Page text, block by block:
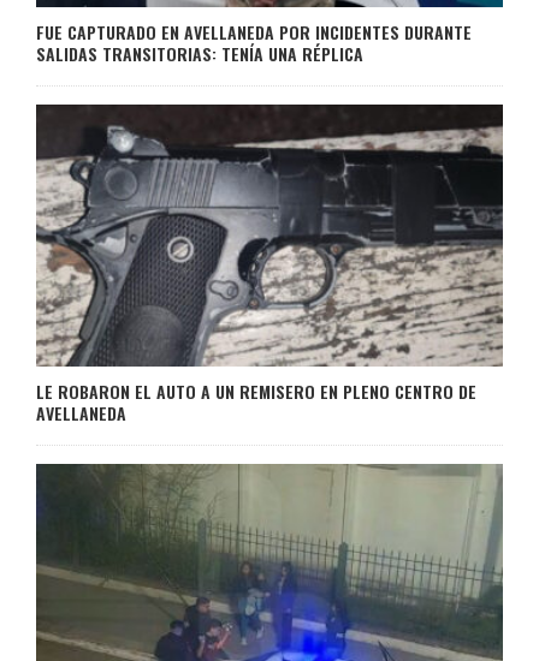
FUE CAPTURADO EN AVELLANEDA POR INCIDENTES DURANTE
SALIDAS TRANSITORIAS: TENÍA UNA RÉPLICA
LE ROBARON EL AUTO A UN REMISERO EN PLENO CENTRO DE
AVELLANEDA